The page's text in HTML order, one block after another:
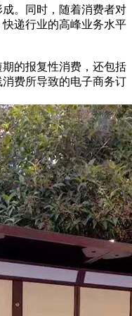
。同时，随着消费者对
递行业的高峰业务水平
的报复性消费，还包括
费所导致的电子商务订